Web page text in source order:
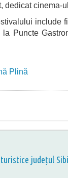
dedicat cinema-
include
la Puncte
Plină
județul